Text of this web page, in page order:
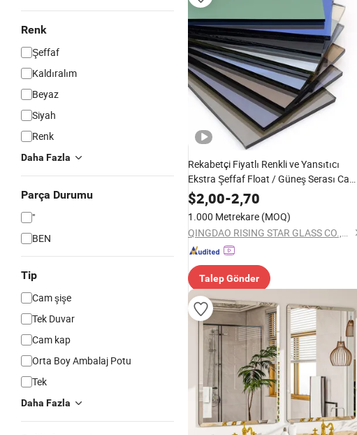
Renk
Şeffaf
Kaldıralım
Beyaz
Siyah
Renk
Daha Fazla
Parça Durumu
"
BEN
Tip
Cam şişe
Tek Duvar
Cam kap
Orta Boy Ambalaj Potu
Tek
Daha Fazla
Rekabetçi Fiyatlı Renkli ve Yansıtıcı
Ekstra Şeffaf Float / Güneş Serası Camı
Temperli Banyo Dekorasyonu Lamineli
Güvenlik Camı için Bina Penceresi Kapısı
$2,00-2,70
1.000 Metrekare (MOQ)
QINGDAO RISING STAR GLASS CO.,LTD
Talep Gönder